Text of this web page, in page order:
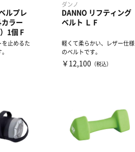
ルプレ
カラー
1個 F
を止めるた
ダンノ
DANNO リフティング
ベルト Ｌ F
軽くて柔らかい、レザー仕様
のベルトです。
￥12,100 （税込）